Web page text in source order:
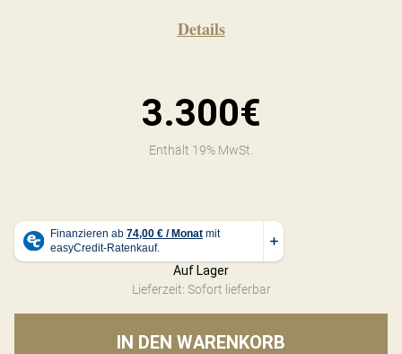
Details
3.300€
Enthält 19% MwSt.
Auf Lager
Lieferzeit: Sofort lieferbar
IN DEN WARENKORB